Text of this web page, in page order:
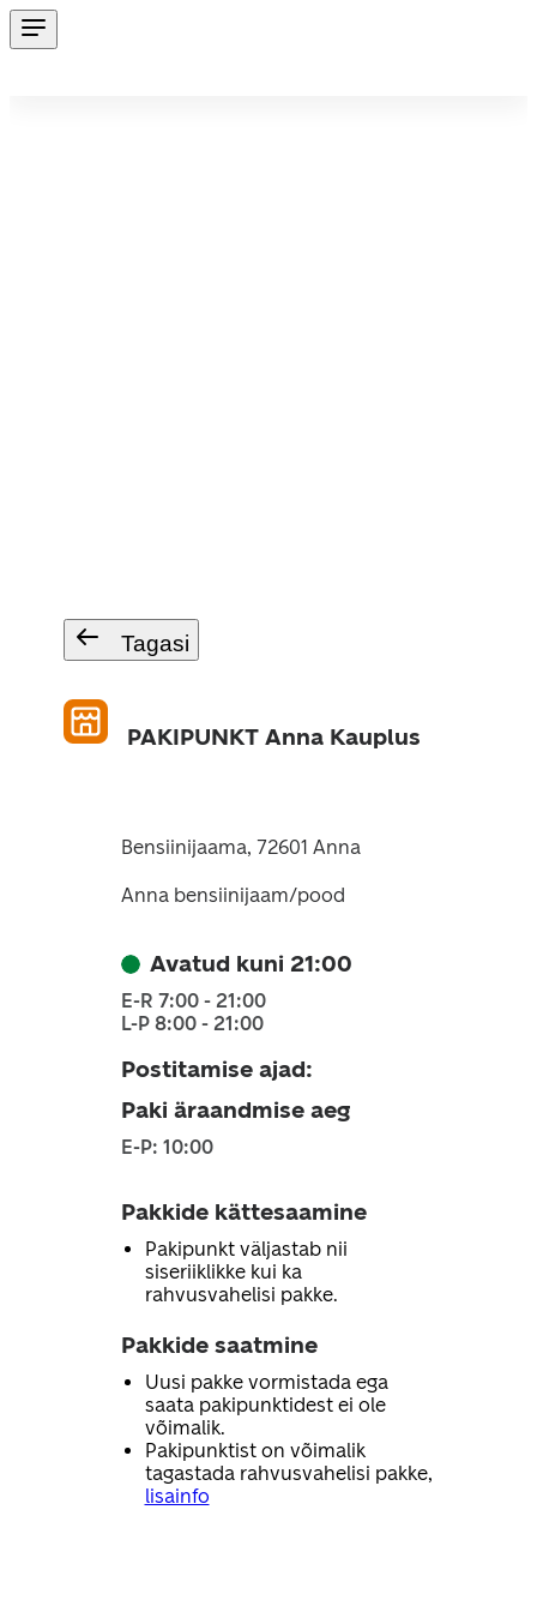
Tagasi
PAKIPUNKT Anna Kauplus
Bensiinijaama, 72601 Anna
Anna bensiinijaam/pood
Avatud kuni 21:00
E-R 7:00 - 21:00
L-P 8:00 - 21:00
Postitamise ajad:
Paki äraandmise aeg
E-P: 10:00
Pakkide kättesaamine
Pakipunkt väljastab nii
siseriiklikke kui ka
rahvusvahelisi pakke.
Pakkide saatmine
Uusi pakke vormistada ega
saata pakipunktidest ei ole
võimalik.
Pakipunktist on võimalik
tagastada rahvusvahelisi pakke,
lisainfo